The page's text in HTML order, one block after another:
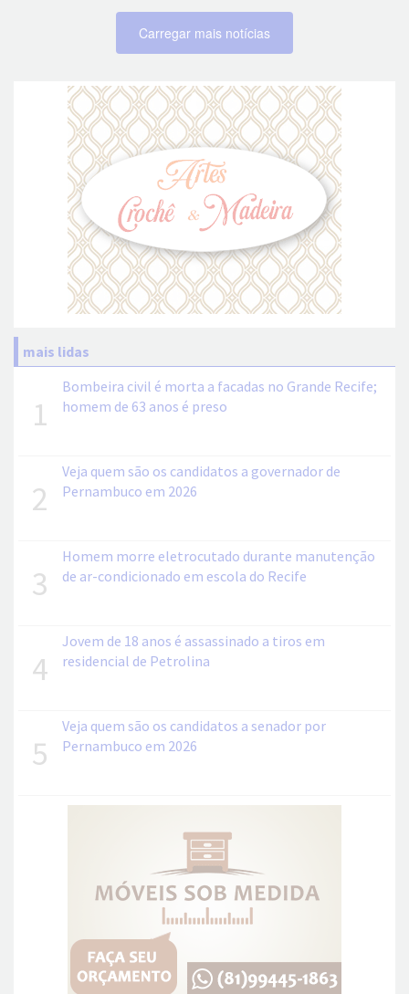
Carregar mais notícias
mais lidas
1
Bombeira civil é morta a facadas no Grande Recife;
homem de 63 anos é preso
2
Veja quem são os candidatos a governador de
Pernambuco em 2026
3
Homem morre eletrocutado durante manutenção
de ar-condicionado em escola do Recife
4
Jovem de 18 anos é assassinado a tiros em
residencial de Petrolina
5
Veja quem são os candidatos a senador por
Pernambuco em 2026